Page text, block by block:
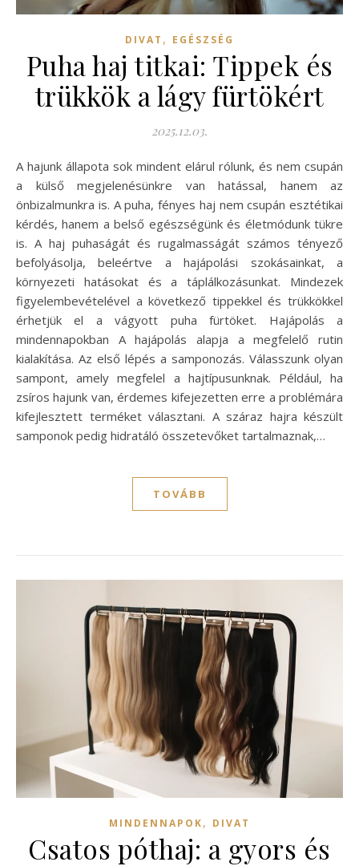
DIVAT , EGÉSZSÉG
Puha haj titkai: Tippek és
trükkök a lágy fürtökért
2025.12.03.
A hajunk állapota sok mindent elárul rólunk, és nem csupán
a külső megjelenésünkre van hatással, hanem az
önbizalmunkra is. A puha, fényes haj nem csupán esztétikai
kérdés, hanem a belső egészségünk és életmódunk tükre
is. A haj puhaságát és rugalmasságát számos tényező
befolyásolja, beleértve a hajápolási szokásainkat, a
környezeti hatásokat és a táplálkozásunkat. Mindezek
figyelembevételével a következő tippekkel és trükkökkel
érhetjük el a vágyott puha fürtöket. Hajápolás a
mindennapokban A hajápolás alapja a megfelelő rutin
kialakítása. Az első lépés a samponozás. Válasszunk olyan
sampont, amely megfelel a hajtípusunknak. Például, ha
zsíros hajunk van, érdemes kifejezetten erre a problémára
kifejlesztett terméket választani. A száraz hajra készült
samponok pedig hidratáló összetevőket tartalmaznak,…
TOVÁBB
MINDENNAPOK, DIVAT
Csatos póthaj: a gyors és